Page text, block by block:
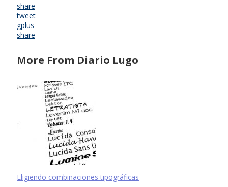
share
tweet
gplus
share
More From Diario Lugo
Eligiendo combinaciones tipográficas